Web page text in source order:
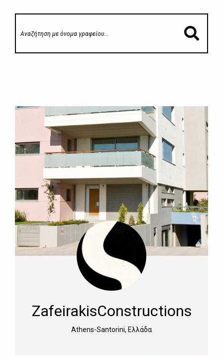
ZafeirakisConstructions
Athens-Santorini, Ελλάδα